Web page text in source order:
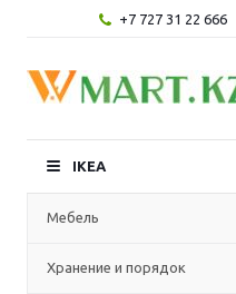
+7 727 31 22 666
IKEA
Мебель
Хранение и порядок